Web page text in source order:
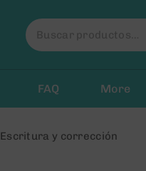
Buscar
por:
FAQ More
Escritura y corrección